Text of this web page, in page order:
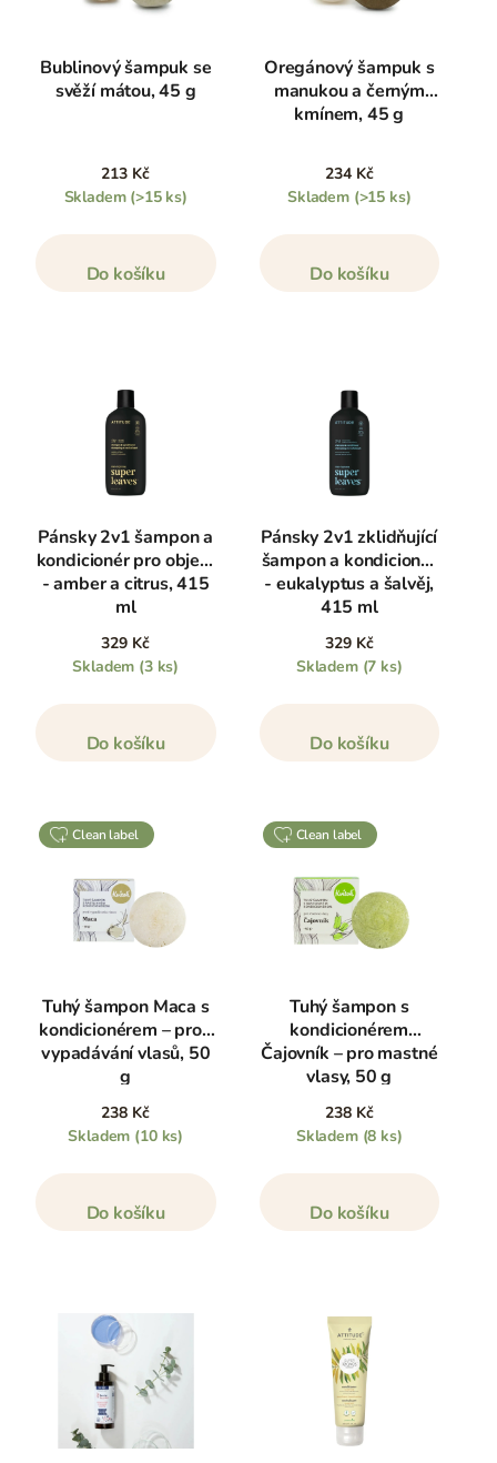
Bublinový šampuk se
svěží mátou, 45 g
213 Kč
Skladem (>15 ks)
Do košíku
Oregánový šampuk s
manukou a černým
kmínem, 45 g
234 Kč
Skladem (>15 ks)
Do košíku
Pánsky 2v1 šampon a
kondicionér pro objem
- amber a citrus, 415
ml
329 Kč
Skladem (3 ks)
Do košíku
Pánsky 2v1 zklidňující
šampon a kondicionér
- eukalyptus a šalvěj,
415 ml
329 Kč
Skladem (7 ks)
Do košíku
clean label
Tuhý šampon Maca s
kondicionérem – proti
vypadávání vlasů, 50
g
238 Kč
Skladem (10 ks)
Do košíku
clean label
Tuhý šampon s
kondicionérem
Čajovník – pro mastné
vlasy, 50 g
238 Kč
Skladem (8 ks)
Do košíku